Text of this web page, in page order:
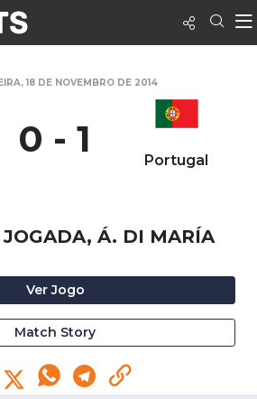
18 DE NOVEMBRO DE 2014
0 - 1 Portugal
Á. DI MARÍA
Ver Jogo
Match Story